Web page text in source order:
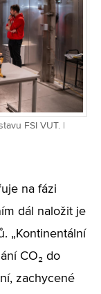
FSI VUT. |
na fázi
dál naložit je
„Kontinentální
CO₂ do
zachycené